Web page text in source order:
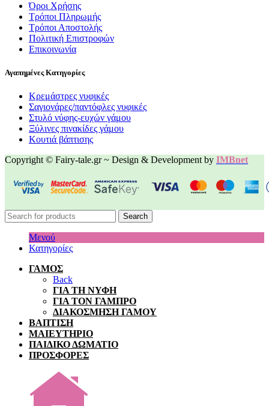
Όροι Χρήσης
Τρόποι Πληρωμής
Τρόποι Αποστολής
Πολιτική Επιστροφών
Επικοινωνία
Αγαπημένες Κατηγορίες
Κρεμάστρες νυφικές
Σαγιονάρες/παντόφλες νυφικές
Στυλό νύφης-ευχών γάμου
Ξύλινες πινακίδες γάμου
Κουτιά βάπτισης
Copyright © Fairy-tale.gr ~ Design & Development by IMBnet
Search
Μενού
Κατηγορίες
ΓΑΜΟΣ
Back
ΓΙΑ ΤΗ ΝΥΦΗ
ΓΙΑ ΤΟΝ ΓΑΜΠΡΟ
ΔΙΑΚΟΣΜΗΣΗ ΓΑΜΟΥ
ΒΑΠΤΙΣΗ
ΜΑΙΕΥΤΗΡΙΟ
ΠΑΙΔΙΚΟ ΔΩΜΑΤΙΟ
ΠΡΟΣΦΟΡΕΣ